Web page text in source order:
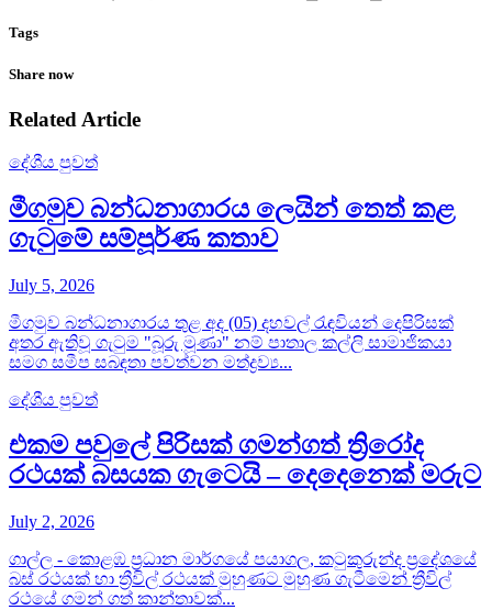
Tags
Share now
Related Article
දේශීය පුවත්
මීගමුව බන්ධනාගාරය ලෙයින් තෙත් කළ
ගැටුමේ සම්පූර්ණ කතාව
July 5, 2026
මීගමුව බන්ධනාගාරය තුළ අද (05) දහවල් රැඳවියන් දෙපිරිසක්
අතර ඇතිවූ ගැටුම "බූරු මූණා" නම් පාතාල කල්ලි සාමාජිකයා
සමග සමීප සබඳතා පවත්වන මත්ද්‍රව්‍ය...
දේශීය පුවත්
එකම පවුලේ පිරිසක් ගමන්ගත් ත්‍රිරෝද
රථයක් බසයක ගැටෙයි – දෙදෙනෙක් මරුට
July 2, 2026
ගාල්ල - කොළඹ ප්‍රධාන මාර්ගයේ පයාගල, කටුකුරුන්ද ප්‍රදේශයේ
බස් රථයක් හා ත්‍රීවිල් රථයක් මුහුණට මුහුණ ගැටීමෙන් ත්‍රීවිල්
රථයේ ගමන් ගත් කාන්තාවක්...